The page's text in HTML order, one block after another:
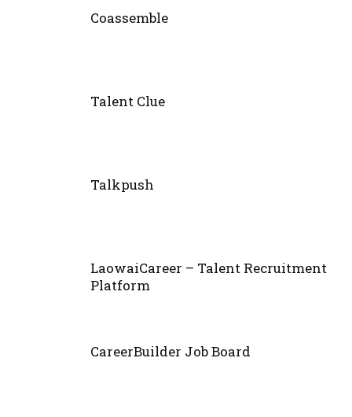
Coassemble
Talent Clue
Talkpush
LaowaiCareer – Talent Recruitment
Platform
CareerBuilder Job Board